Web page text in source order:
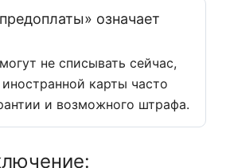
означает
не списывать сейчас,
карты часто
и возможного штрафа.